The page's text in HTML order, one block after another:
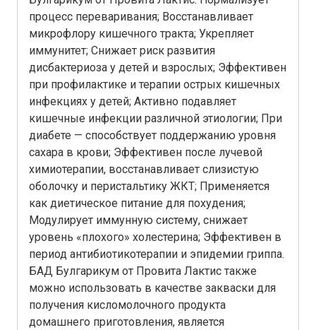
процесс переваривания; Восстанавливает
микрофлору кишечного тракта; Укрепляет
иммунитет; Снижает риск развития
дисбактериоза у детей и взрослых; Эффективен
при профилактике и терапии острых кишечных
инфекциях у детей; Активно подавляет
кишечные инфекции различной этиологии; При
диабете — способствует поддержанию уровня
сахара в крови; Эффективен после лучевой
химиотерапии, восстанавливает слизистую
оболочку и перистальтику ЖКТ; Применяется
как диетическое питание для похудения;
Модулирует иммунную систему, снижает
уровень «плохого» холестерина; Эффективен в
период антибиотикотерапии и эпидемии гриппа.
БАД Булгарикум от Провита Лактис также
можно использовать в качестве закваски для
получения кисломолочного продукта
домашнего приготовления, является